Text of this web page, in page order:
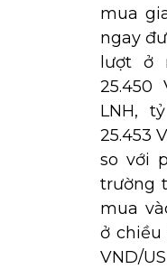
mua
ngay
lượt ở
25.450
LNH,
25.453
so với
trường
mua
ở chiều
VND/